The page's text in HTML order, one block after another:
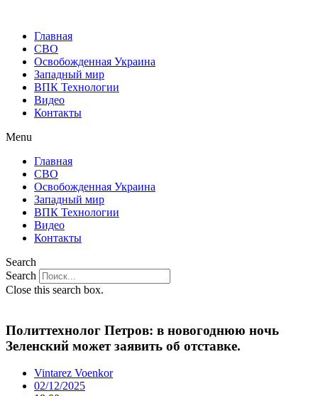
Главная
СВО
Освобожденная Украина
Западный мир
ВПК Технологии
Видео
Контакты
Menu
Главная
СВО
Освобожденная Украина
Западный мир
ВПК Технологии
Видео
Контакты
Search
Search
Close this search box.
Политтехнолог Петров: в новогоднюю ночь
Зеленский может заявить об отставке.
Vintarez Voenkor
02/12/2025